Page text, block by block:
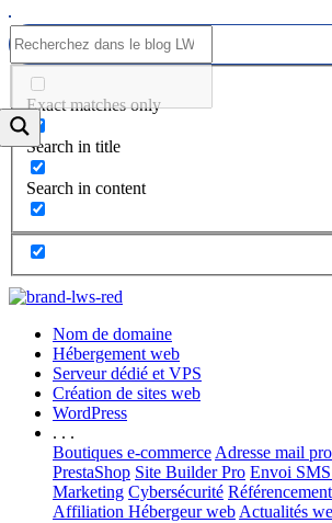
Exact matches only
Search in title
Search in content
Nom de domaine
Hébergement web
Serveur dédié et VPS
Création de sites web
WordPress
. . .
Boutiques e-commerce Adresse mail pro
PrestaShop Site Builder Pro Envoi
Marketing Cybersécurité
Affiliation Hébergeur web Actualités